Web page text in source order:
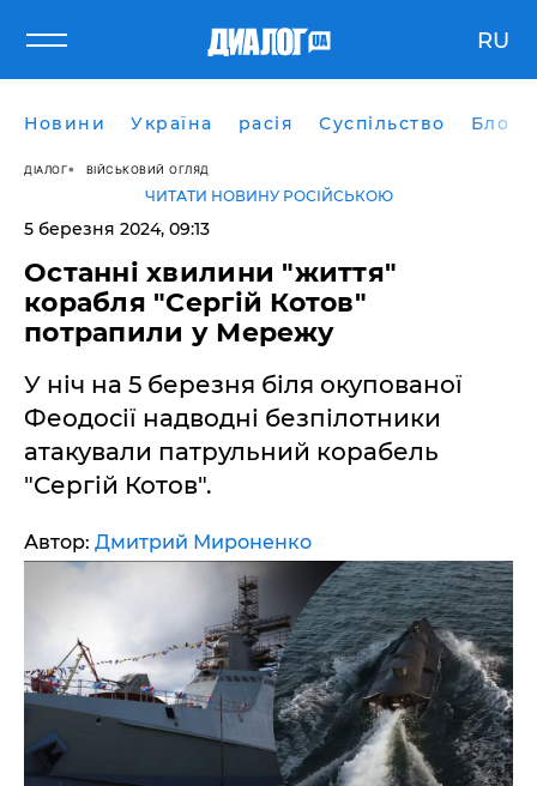
RU
Новини Україна расія Суспільство Блоги
ДІАЛОГ ВІЙСЬКОВИЙ ОГЛЯД
ЧИТАТИ НОВИНУ РОСІЙСЬКОЮ
5 березня 2024, 09:13
Останні хвилини "життя"
корабля "Сергій Котов"
потрапили у Мережу
У ніч на 5 березня біля окупованої
Феодосії надводні безпілотники
атакували патрульний корабель
"Сергій Котов".
Автор: Дмитрий Мироненко